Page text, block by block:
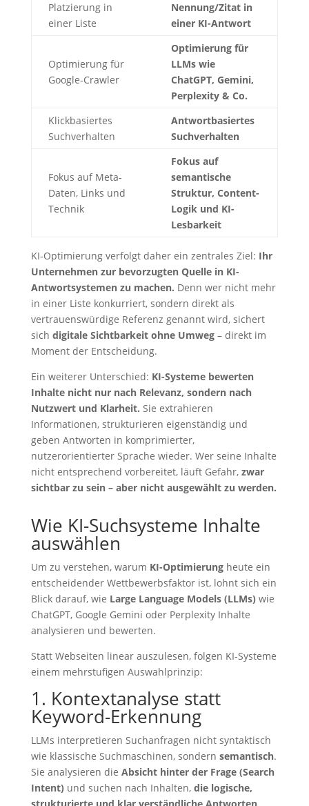
Platzierung in
einer Liste
Nennung/Zitat in
einer KI-Antwort
Optimierung für
Google-Crawler
Optimierung für
LLMs wie
ChatGPT, Gemini,
Perplexity & Co.
Klickbasiertes
Suchverhalten
Antwortbasiertes
Suchverhalten
Fokus auf Meta-
Daten, Links und
Technik
Fokus auf
semantische
Struktur, Content-
Logik und KI-
Lesbarkeit
KI-Optimierung verfolgt daher ein zentrales Ziel: Ihr
Unternehmen zur bevorzugten Quelle in KI-
Antwortsystemen zu machen. Denn wer nicht mehr
in einer Liste konkurriert, sondern direkt als
vertrauenswürdige Referenz genannt wird, sichert
sich digitale Sichtbarkeit ohne Umweg– direkt im
Moment der Entscheidung.
Ein weiterer Unterschied: KI-Systeme bewerten
Inhalte nicht nur nach Relevanz, sondern nach
Nutzwert und Klarheit. Sie extrahieren
Informationen, strukturieren eigenständig und
geben Antworten in komprimierter,
nutzerorientierter Sprache wieder. Wer seine Inhalte
nicht entsprechend vorbereitet, läuft Gefahr, zwar
sichtbar zu sein – aber nicht ausgewählt zu werden.
Wie KI-Suchsysteme Inhalte
auswählen
Um zu verstehen, warum KI-Optimierungheute ein
entscheidender Wettbewerbsfaktor ist, lohnt sich ein
Blick darauf, wie Large Language Models (LLMs) wie
ChatGPT, Google Gemini oder Perplexity Inhalte
analysieren und bewerten.
Statt Webseiten linear auszulesen, folgen KI-Systeme
einem mehrstufigen Auswahlprinzip:
1. Kontextanalyse statt
Keyword-Erkennung
LLMs interpretieren Suchanfragen nicht syntaktisch
wie klassische Suchmaschinen, sondern semantisch.
Sie analysieren die Absicht hinter der Frage (Search
Intent) und suchen nach Inhalten, die logische,